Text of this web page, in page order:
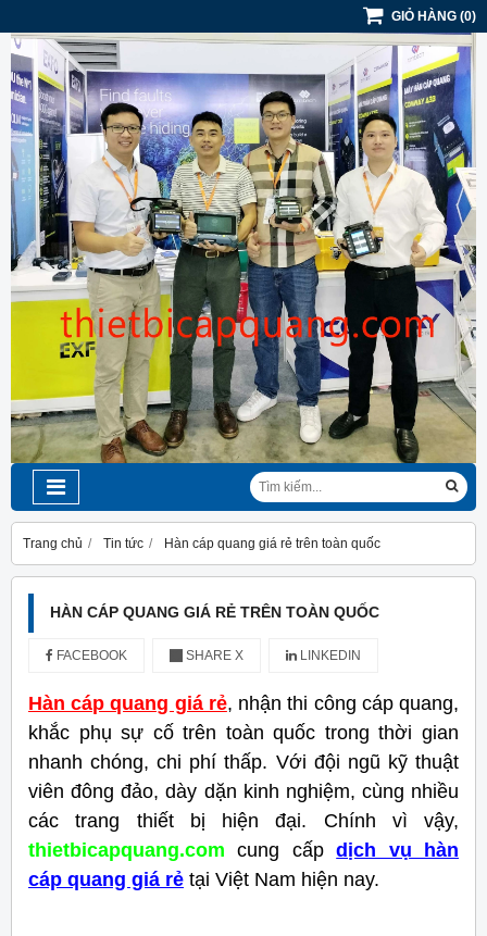
GIỎ HÀNG (0)
Trang chủ Tin tức Hàn cáp quang giá rẻ trên toàn quốc
HÀN CÁP QUANG GIÁ RẺ TRÊN TOÀN QUỐC
FACEBOOK SHARE X LINKEDIN
Hàn cáp quang giá rẻ, nhận thi công cáp quang,
khắc phụ sự cố trên toàn quốc trong thời gian
nhanh chóng, chi phí thấp. Với đội ngũ kỹ thuật
viên đông đảo, dày dặn kinh nghiệm, cùng nhiều
các trang thiết bị hiện đại. Chính vì vậy,
thietbicapquang.com cung cấpdịch vụ hàn
cáp quang giá rẻ tại Việt Nam hiện nay.